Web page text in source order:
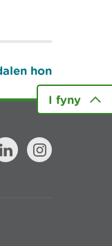
hon
I fyny